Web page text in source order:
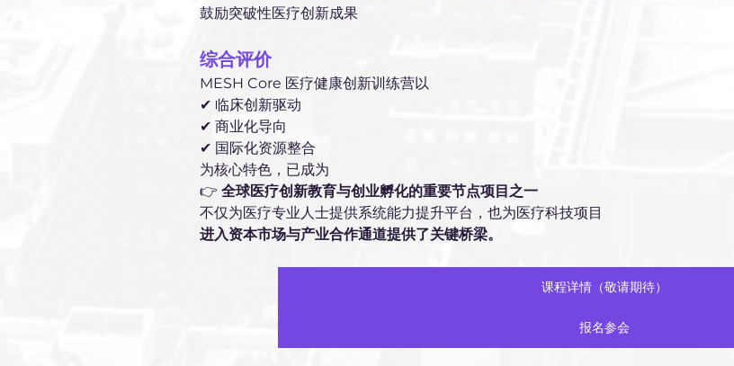
鼓励突破性医疗创新成果
综合评价
MESH Core 医疗健康创新训练营以
✔ 临床创新驱动
✔ 商业化导向
✔ 国际化资源整合
为核心特色，已成为
👉 全球医疗创新教育与创业孵化的重要节点项目之一
不仅为医疗专业人士提供系统能力提升平台，也为医疗科技项目
进入资本市场与产业合作通道提供了关键桥梁。
课程详情（敬请期待）
报名参会